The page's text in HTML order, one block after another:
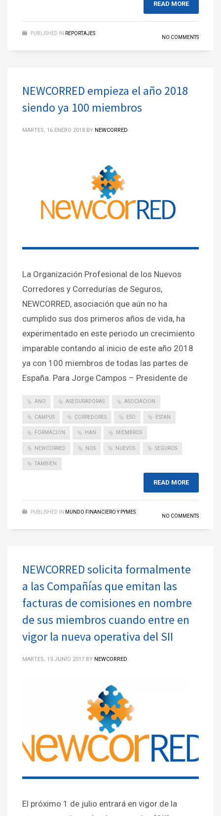
READ MORE
PUBLISHED IN REPORTAJES
NO COMMENTS
NEWCORRED empieza el año 2018
siendo ya 100 miembros
MARTES, 16 ENERO 2018 BY NEWCORRED
La Organización Profesional de los Nuevos
Corredores y Corredurías de Seguros,
NEWCORRED, asociación que aún no ha
cumplido sus dos primeros años de vida, ha
experimentado en este periodo un crecimiento
imparable contando al inicio de este año 2018
ya con 100 miembros de todas las partes de
España. Para Jorge Campos – Presidente de
ANO ASEGURADORAS ASOCIACION
CAMPUS CORREDORES ESO ESTAN
FORMACION HAN MIEMBROS
NEWCORRED NOS NUEVOS SEGUROS
TAMBIEN
READ MORE
PUBLISHED IN MUNDO FINANCIERO Y PYMES
NO COMMENTS
NEWCORRED solicita formalmente
a las Compañías que emitan las
facturas de comisiones en nombre
de sus miembros cuando entre en
vigor la nueva operativa del SII
MARTES, 13 JUNIO 2017 BY NEWCORRED
El próximo 1 de julio entrará en vigor de la